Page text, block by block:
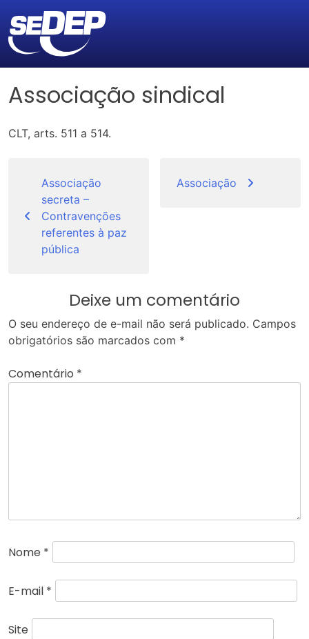
Associação sindical
CLT, arts. 511 a 514.
Post
Associação
secreta –
Contravenções
referentes à paz
pública
Associação
Deixe um comentário
O seu endereço de e-mail não será publicado. Campos
obrigatórios são marcados com *
Comentário *
Nome *
E-mail *
Site